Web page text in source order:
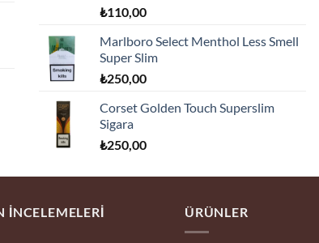
₺110,00
Marlboro Select Menthol Less Smell
Super Slim
₺250,00
Corset Golden Touch Superslim
Sigara
₺250,00
İNCELEMELERI ÜRÜNLER